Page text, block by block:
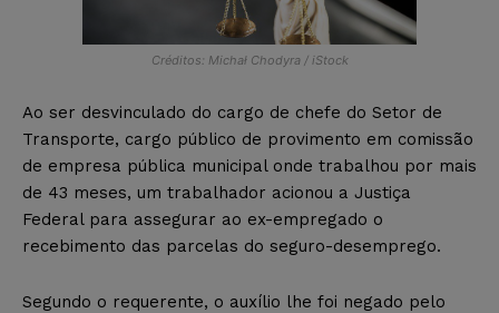
Créditos: Michał Chodyra / iStock
Ao ser desvinculado do cargo de chefe do Setor de
Transporte, cargo público de provimento em comissão
de empresa pública municipal onde trabalhou por mais
de 43 meses, um trabalhador acionou a Justiça
Federal para assegurar ao ex-empregado o
recebimento das parcelas do seguro-desemprego.
Segundo o requerente, o auxílio lhe foi negado pelo